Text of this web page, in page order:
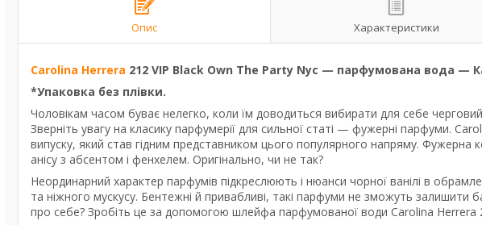
Опис Характеристики
Carolina Herrera 212 VIP Black Own The Party Nyc — парфумована вода —
*Упаковка без плівки.
Чоловікам часом буває нелегко, коли їм доводиться вибирати для себе
Зверніть увагу на класику парфумерії для сильної статі — фужерні парфуми.
випуску, який став гідним представником цього популярного напряму. Фужерна
анісу з абсентом і фенхелем. Оригінально, чи не так?
Неординарний характер парфумів підкреслюють і нюанси чорної ванілі в
та ніжного мускусу. Бентежні й привабливі, такі парфуми не зможуть залишити
про себе? Зробіть це за допомогою шлейфа парфумованої води Carolina Herrera